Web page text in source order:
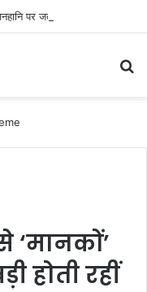
पर जताया शोक
‘मानकों’
होती रहीं